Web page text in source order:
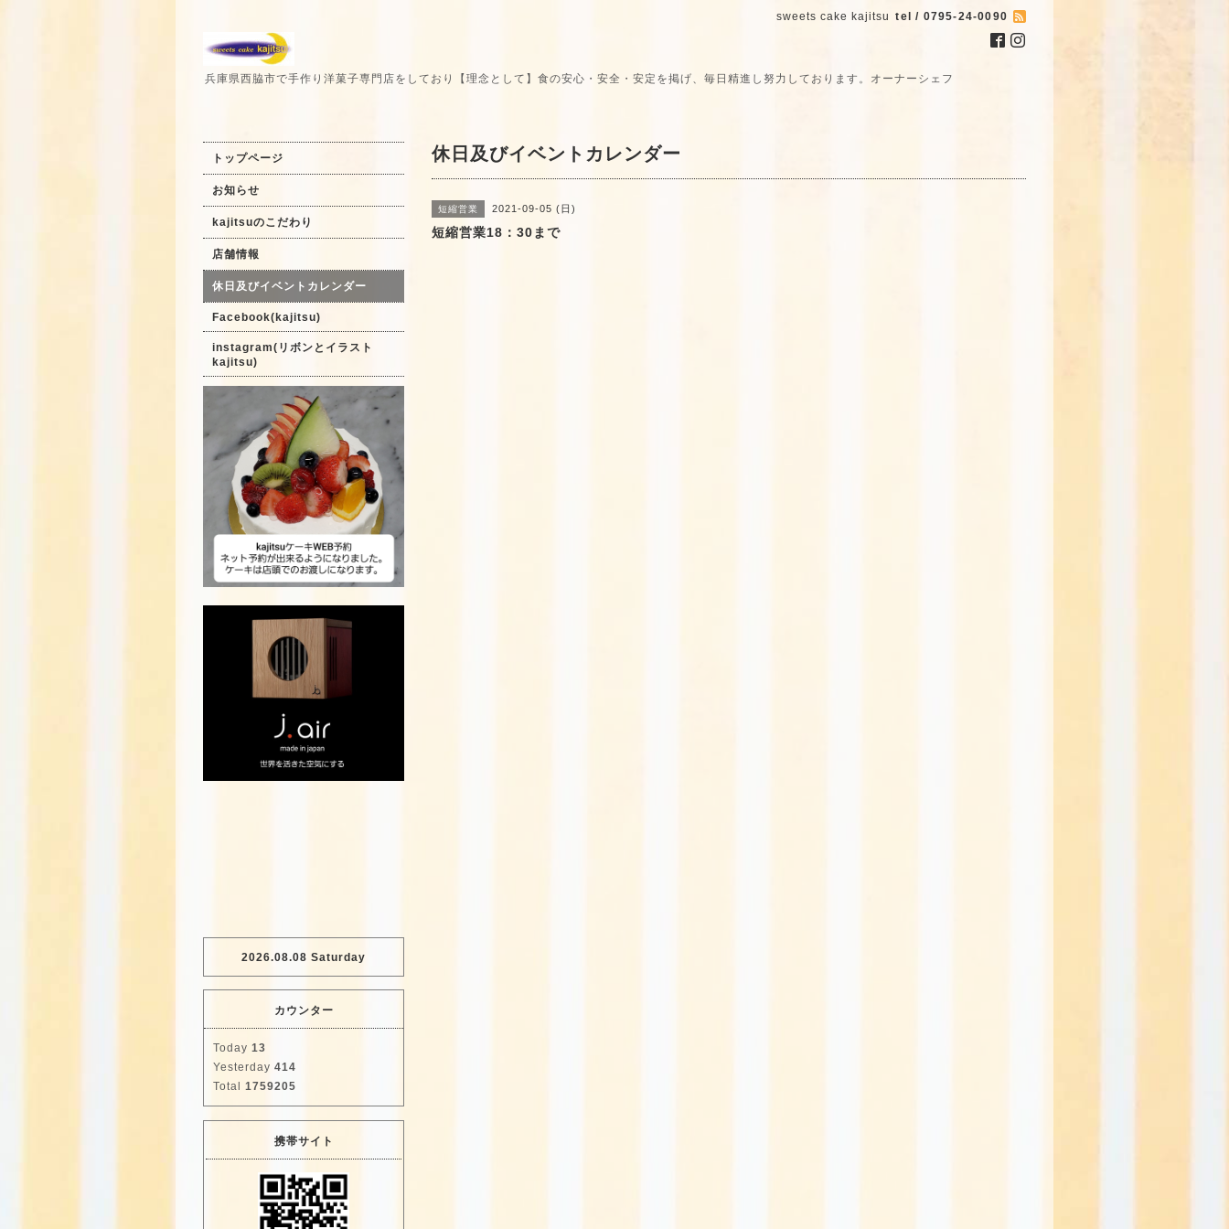
sweets cake kajitsu tel / 0795-24-0090
兵庫県西脇市で手作り洋菓子専門店をしており【理念として】食の安心・安全・安定を掲げ、毎日精進し努力しております。オーナーシェフ
休日及びイベントカレンダー
短縮営業 2021-09-05 (日)
短縮営業18：30まで
トップページ
お知らせ
kajitsuのこだわり
店舗情報
休日及びイベントカレンダー
Facebook(kajitsu)
instagram(リボンとイラスト
kajitsu)
2026.08.08 Saturday
カウンター
Today 13
Yesterday 414
Total 1759205
携帯サイト